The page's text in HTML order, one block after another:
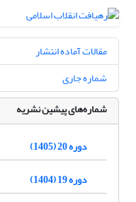
مقالات آماده انتشار
شماره جاری
شماره‌های پیشین نشریه
دوره 20 (1405)
دوره 19 (1404)